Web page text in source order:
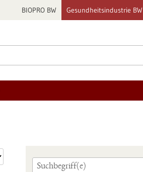
BIOPRO BW Gesundheitsindustrie BW